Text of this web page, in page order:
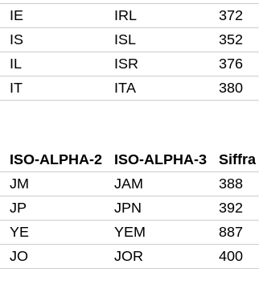
IE IRL 372
IS ISL 352
IL ISR 376
IT ITA 380
ISO-ALPHA-2 ISO-ALPHA-3 Siffra
JM JAM 388
JP JPN 392
YE YEM 887
JO JOR 400